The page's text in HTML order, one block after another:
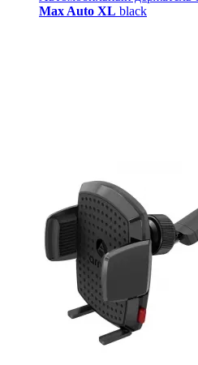
Max Auto XL black